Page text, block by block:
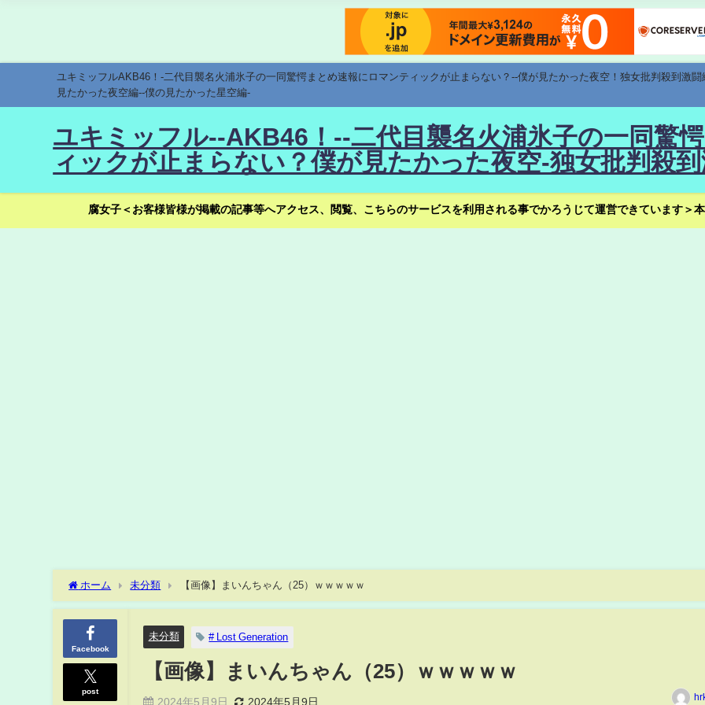
ユキミッフルAKB46！-二代目襲名火浦氷子の一同驚愕まとめ速報にロマンティックが止まらない？--僕が見たかった夜空！独女批判殺到激
見たかった夜空編--僕の見たかった星空編-
ユキミッフル--AKB46！--二代目襲名火浦氷子の一同驚
ィックが止まらない？僕が見たかった夜空-独女批判殺
腐女子＜お客様皆様が掲載の記事等へアクセス、閲覧、こちらのサービスを利用される事でかろうじて運営できています＞
ホーム 未分類 【画像】まいんちゃん（25）ｗｗｗｗｗ
Facebook
post
未分類 # Lost Generation
【画像】まいんちゃん（25）ｗｗｗｗｗ
2024年5月9日 2024年5月9日